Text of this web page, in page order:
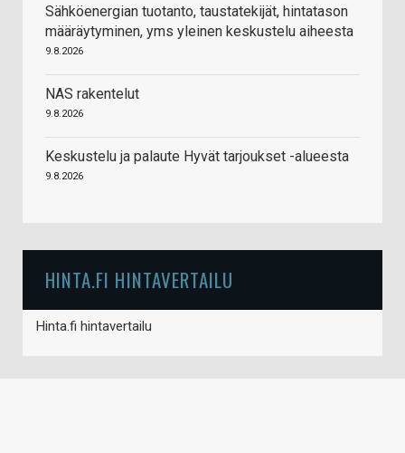
Sähköenergian tuotanto, taustatekijät, hintatason
määräytyminen, yms yleinen keskustelu aiheesta
9.8.2026
NAS rakentelut
9.8.2026
Keskustelu ja palaute Hyvät tarjoukset -alueesta
9.8.2026
HINTA.FI HINTAVERTAILU
Hinta.fi hintavertailu